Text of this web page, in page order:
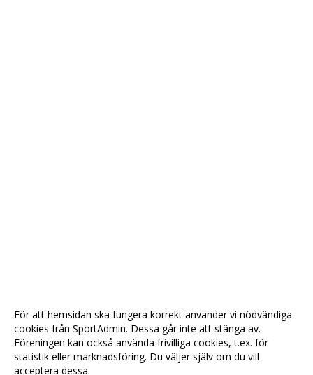
För att hemsidan ska fungera korrekt använder vi nödvändiga
cookies från SportAdmin. Dessa går inte att stänga av.
Föreningen kan också använda frivilliga cookies, t.ex. för
statistik eller marknadsföring. Du väljer själv om du vill
acceptera dessa.